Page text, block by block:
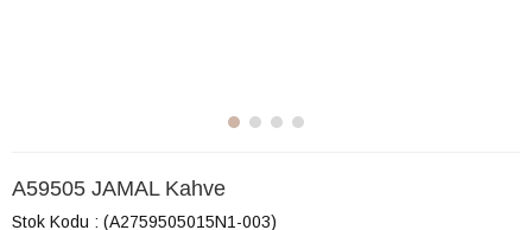
A59505 JAMAL Kahve
Stok Kodu (A2759505015N1-003)